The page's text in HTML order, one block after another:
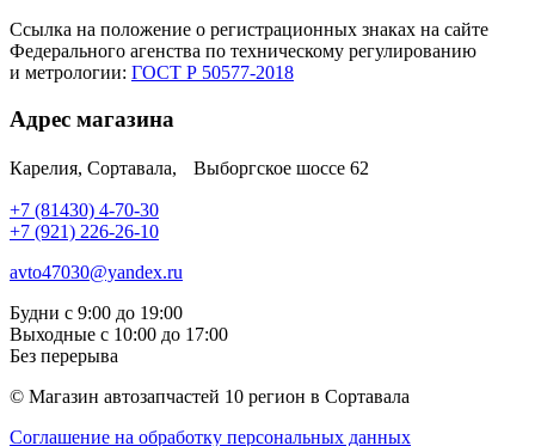
Ссылка на положение о регистрационных знаках на сайте
Федерального агенства по техническому регулированию
и метрологии: ГОСТ Р 50577-2018
Адрес магазина
Карелия, Сортавала, Выборгское шоссе 62
+7 (81430) 4-70-30
+7 (921) 226-26-10
avto47030@yandex.ru
Будни с 9:00 до 19:00
Выходные с 10:00 до 17:00
Без перерыва
© Магазин автозапчастей 10 регион в Сортавала
Соглашение на обработку персональных данных